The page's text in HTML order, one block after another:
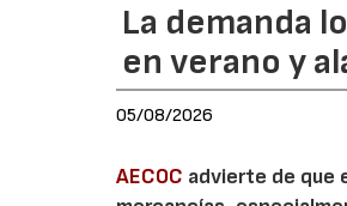
La demanda
en verano y
05/08/2026
AECOC advierte de que